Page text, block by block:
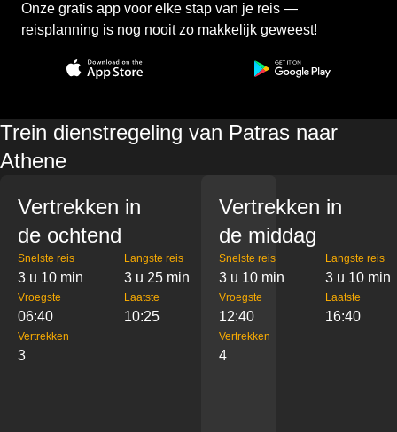
Onze gratis app voor elke stap van je reis —
reisplanning is nog nooit zo makkelijk geweest!
Trein dienstregeling van Patras naar
Athene
Vertrekken in
de ochtend
Snelste reis
3 u 10 min
Langste reis
3 u 25 min
Vroegste
06:40
Laatste
10:25
Vertrekken
3
Vertrekken in
de middag
Snelste reis
3 u 10 min
Langste reis
3 u 10 min
Vroegste
12:40
Laatste
16:40
Vertrekken
4